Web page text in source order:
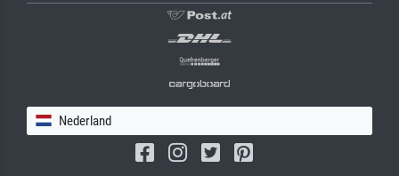
Nederland